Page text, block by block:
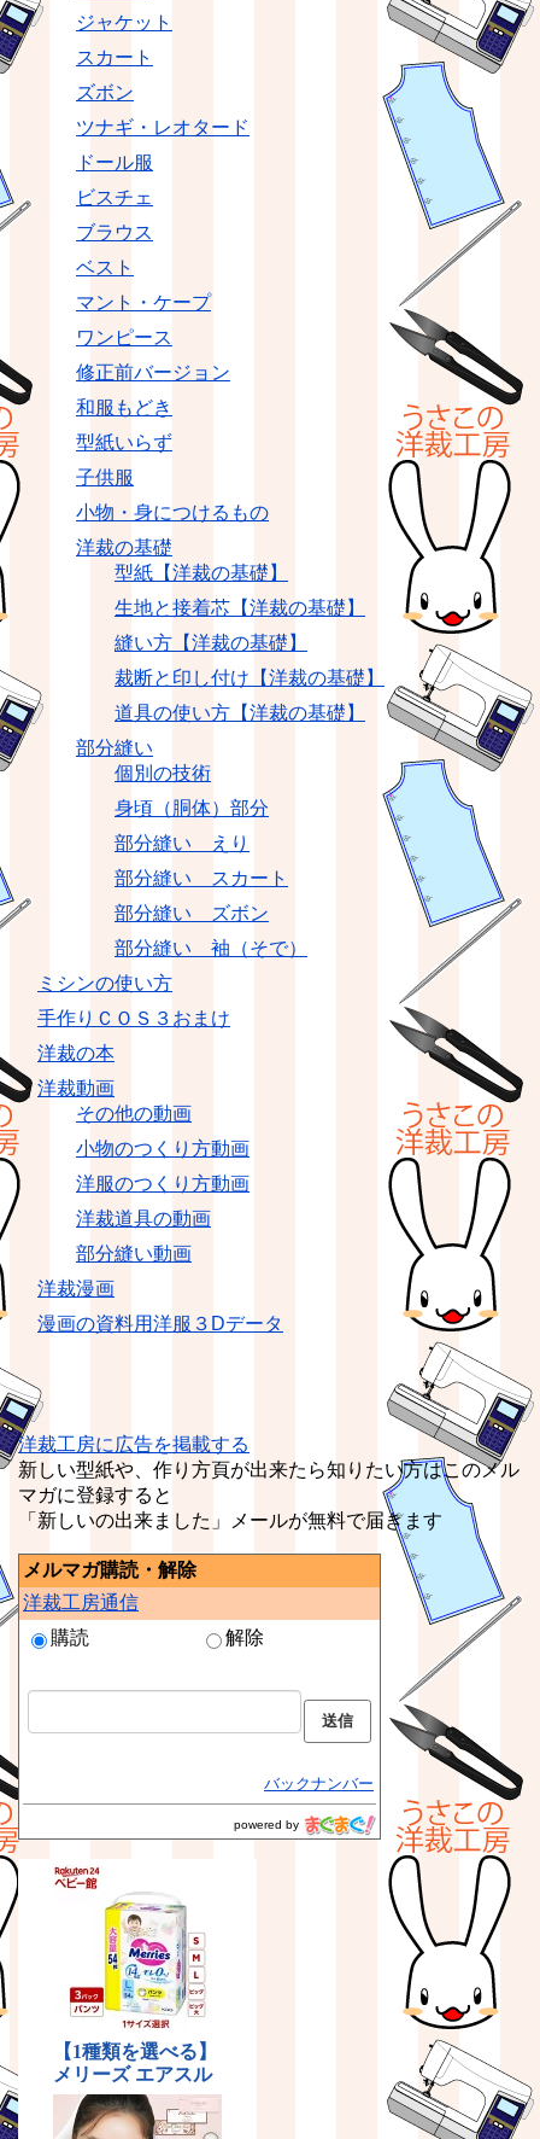
ジャケット
スカート
ズボン
ツナギ・レオタード
ドール服
ビスチェ
ブラウス
ベスト
マント・ケープ
ワンピース
修正前バージョン
和服もどき
型紙いらず
子供服
小物・身につけるもの
洋裁の基礎
型紙【洋裁の基礎】
生地と接着芯【洋裁の基礎】
縫い方【洋裁の基礎】
裁断と印し付け【洋裁の基礎】
道具の使い方【洋裁の基礎】
部分縫い
個別の技術
身頃（胴体）部分
部分縫い えり
部分縫い スカート
部分縫い ズボン
部分縫い 袖（そで）
ミシンの使い方
手作りＣＯＳ３おまけ
洋裁の本
洋裁動画
その他の動画
小物のつくり方動画
洋服のつくり方動画
洋裁道具の動画
部分縫い動画
洋裁漫画
漫画の資料用洋服３Dデータ
洋裁工房に広告を掲載する
新しい型紙や、作り方頁が出来たら知りたい方はこのメル
マガに登録すると
「新しいの出来ました」メールが無料で届きます
メルマガ購読・解除
洋裁工房通信
購読
解除
バックナンバー
powered by